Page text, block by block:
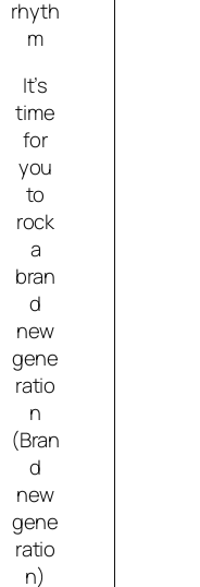
rhyth
m
It’s
time
for
you
to
rock
a
bran
d
new
gene
ratio
n
(Bran
d
new
gene
ratio
n)